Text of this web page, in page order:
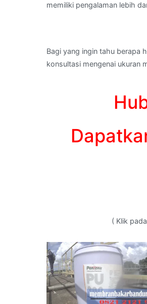
memiliki pengalaman lebih
Bagi yang ingin tahu berapa
konsultasi mengenai ukuran
( Klik